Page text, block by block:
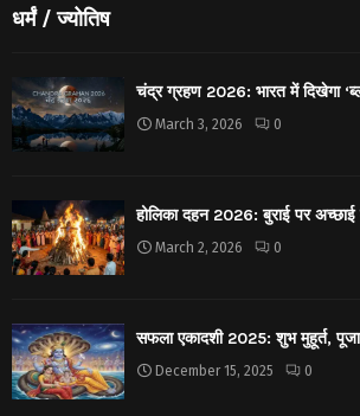
धर्मं / ज्योतिष
चंद्र ग्रहण 2026: भारत में दिखेगा
March 3, 2026 0
होलिका दहन 2026: बुराई पर अच्छाई
March 2, 2026 0
सफला एकादशी 2025: शुभ मुहूर्त,
December 15, 2025 0